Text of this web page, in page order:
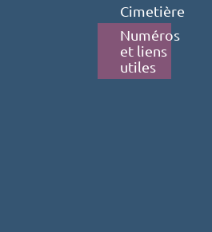
Cimetière
Numéros
et liens
utiles